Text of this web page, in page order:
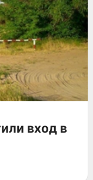
вход в